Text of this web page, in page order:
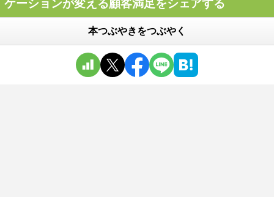
ケーションが変える顧客満足をシェアする
本つぶやきをつぶやく